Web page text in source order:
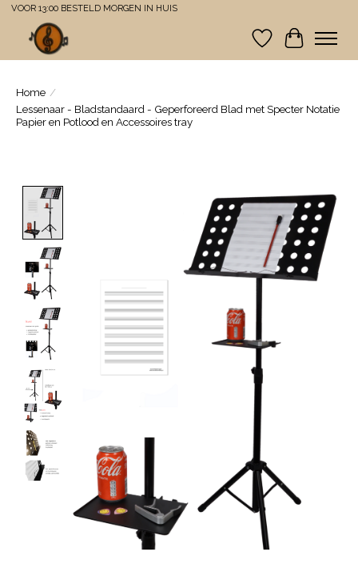
VOOR 13:00 BESTELD MORGEN IN HUIS
Verlanglijst
Home /
Lessenaar - Bladstandaard - Geperforeerd Blad met Specter Notatie
Papier en Potlood en Accessoires tray
Product image slideshow Items